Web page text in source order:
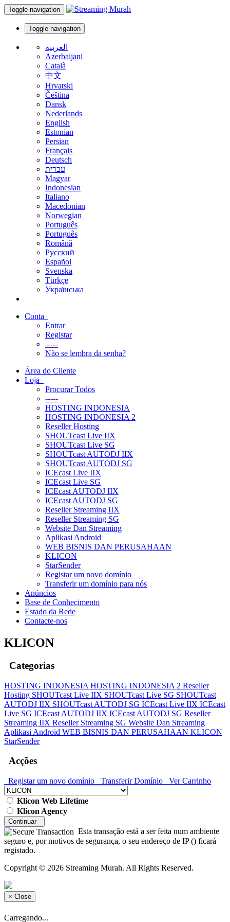
Toggle navigation
Toggle navigation
العربية
Azerbaijani
Català
中文
Hrvatski
Čeština
Dansk
Nederlands
English
Estonian
Persian
Français
Deutsch
עברית
Magyar
Indonesian
Italiano
Macedonian
Norwegian
Português
Português
Română
Русский
Español
Svenska
Türkçe
Українська
Conta
Entrar
Registar
-----
Não se lembra da senha?
Área do Cliente
Loja
Procurar Todos
-----
HOSTING INDONESIA
HOSTING INDONESIA 2
Reseller Hosting
SHOUTcast Live IIX
SHOUTcast Live SG
SHOUTcast AUTODJ IIX
SHOUTcast AUTODJ SG
ICEcast Live IIX
ICEcast Live SG
ICEcast AUTODJ IIX
ICEcast AUTODJ SG
Reseller Streaming IIX
Reseller Streaming SG
Website Dan Streaming
Aplikasi Android
WEB BISNIS DAN PERUSAHAAN
KLICON
StarSender
Registar um novo domínio
Transferir um domínio para nós
Anúncios
Base de Conhecimento
Estado da Rede
Contacte-nos
KLICON
Categorias
HOSTING INDONESIA HOSTING INDONESIA 2 Reseller
Hosting SHOUTcast Live IIX SHOUTcast Live SG SHOUTcast
AUTODJ IIX SHOUTcast AUTODJ SG ICEcast Live IIX ICEcast
Live SG ICEcast AUTODJ IIX ICEcast AUTODJ SG Reseller
Streaming IIX Reseller Streaming SG Website Dan Streaming
Aplikasi Android WEB BISNIS DAN PERUSAHAAN KLICON
StarSender
Acções
Registar um novo domínio Transferir Domínio Ver Carrinho
Klicon Web Lifetime
Klicon Agency
Continuar
Esta transação está a ser feita num ambiente
seguro e, por motivos de segurança, o seu endereço de IP () ficará
registado.
Copyright © 2026 Streaming Murah. All Rights Reserved.
× Close
Carregando...